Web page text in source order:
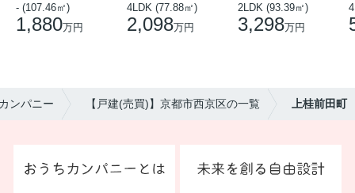
- (107.46㎡)
1,880万円
4LDK (77.88㎡)
2,098万円
2LDK (93.39㎡)
3,298万円
ンパニー 【戸建(売買)】京都市西京区の一覧 上桂前田町